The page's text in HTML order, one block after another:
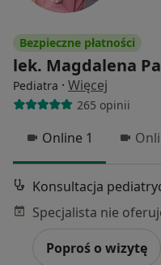
Bezpieczne płatności
lek. Magdalena
Pediatra · Więcej
265 opinii
Online 1
Konsultacja
Poproś o wizytę